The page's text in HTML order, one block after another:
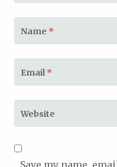
Name *
Email *
Website